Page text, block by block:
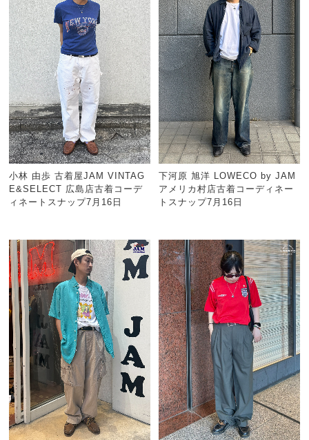
小林 由歩 古着屋JAM VINTAG
E&SELECT 広島店古着コーデ
ィネートスナップ7月16日
下河原 旭洋 LOWECO by JAM
アメリカ村店古着コーディネー
トスナップ7月16日